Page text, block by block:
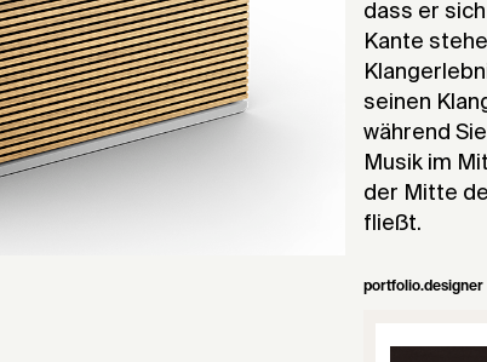
dass er
Kante
seinen
während
Musik im
der Mitte
fließt.
portfolio.designer